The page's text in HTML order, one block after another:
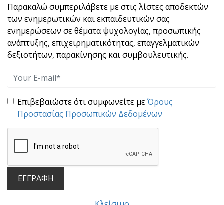
Μην πέφτεις στην παγίδα των συγκρίσεων!
Σ[...]
Οι άνθρωποι έχουν επιθυμίες. Κάποιοι
θέλουν να προ[...]
Παρακαλώ συμπεριλάβετε με στις λίστες αποδεκτών
των ενημερωτικών και εκπαιδευτικών σας
ενημερώσεων σε θέματα ψυχολογίας, προσωπικής
ανάπτυξης, επιχειρηματικότητας, επαγγελματικών
δεξιοτήτων, παρακίνησης και συμβουλευτικής.
Επιβεβαιώστε ότι συμφωνείτε μεΌρους
Προστασίας Προσωπικών Δεδομένων
ΕΓΓΡΑΦΗ